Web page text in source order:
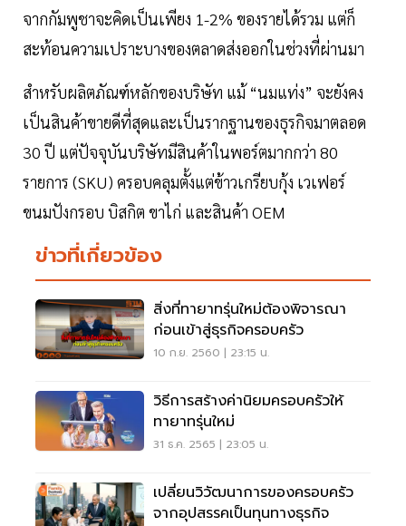
จากกัมพูชาจะคิดเป็นเพียง 1-2% ของรายได้รวม แต่ก็
สะท้อนความเปราะบางของตลาดส่งออกในช่วงที่ผ่านมา
สำหรับผลิตภัณฑ์หลักของบริษัท แม้ “นมแท่ง” จะยังคง
เป็นสินค้าขายดีที่สุดและเป็นรากฐานของธุรกิจมาตลอด
30 ปี แต่ปัจจุบันบริษัทมีสินค้าในพอร์ตมากกว่า 80
รายการ (SKU) ครอบคลุมตั้งแต่ข้าวเกรียบกุ้ง เวเฟอร์
ขนมปังกรอบ บิสกิต ขาไก่ และสินค้า OEM
ข่าวที่เกี่ยวข้อง
สิ่งที่ทายาทรุ่นใหม่ต้องพิจารณา
ก่อนเข้าสู่ธุรกิจครอบครัว
10 ก.ย. 2560 | 23:15 น.
วิธีการสร้างค่านิยมครอบครัวให้
ทายาทรุ่นใหม่
31 ธ.ค. 2565 | 23:05 น.
เปลี่ยนวิวัฒนาการของครอบครัว
จากอุปสรรคเป็นทุนทางธุรกิจ